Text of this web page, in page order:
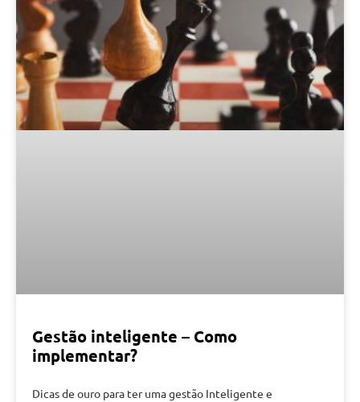
Gestão inteligente – Como
implementar?
Dicas de ouro para ter uma gestão Inteligente e